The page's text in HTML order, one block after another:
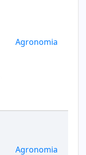
Agronomia
Agronomia